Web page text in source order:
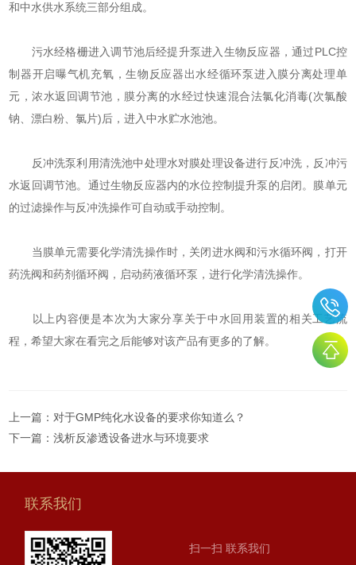
和中水供水系统三部分组成。
污水经格栅进入调节池后经提升泵进入生物反应器，通过PLC控
制器开启曝气机充氧，生物反应器出水经循环泵进入膜分离处理单
元，浓水返回调节池，膜分离的水经过快速混合法氯化消毒(次氯酸
钠、漂白粉、氯片)后，进入中水贮水池池。
反冲洗泵利用清洗池中处理水对膜处理设备进行反冲洗，反冲污
水返回调节池。通过生物反应器内的水位控制提升泵的启闭。膜单元
的过滤操作与反冲洗操作可自动或手动控制。
当膜单元需要化学清洗操作时，关闭进水阀和污水循环阀，打开
药洗阀和药剂循环阀，启动药液循环泵，进行化学清洗操作。
以上内容便是本次为大家分享关于中水回用装置的相关工艺流
程，希望大家在看完之后能够对该产品有更多的了解。
上一篇：对于GMP纯化水设备的要求你知道么？
下一篇：浅析反渗透设备进水与环境要求
联系我们
扫一扫 联系我们